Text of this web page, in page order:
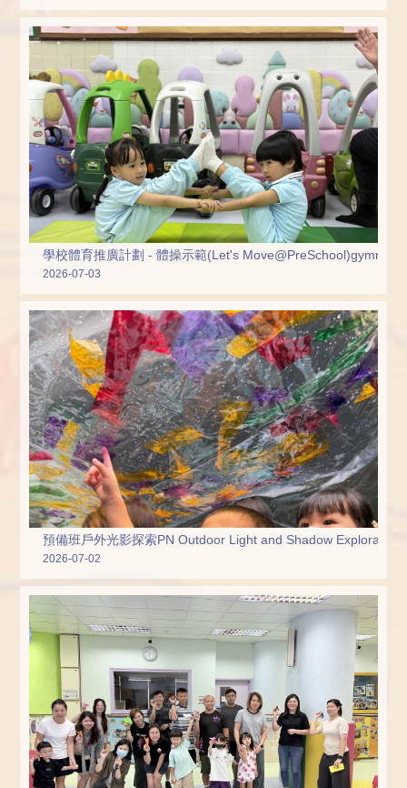
學校體育推廣計劃 - 體操示範(Let's
2026-07-03
預備班戶外光影探索PN Outdoor Light and Shadow Exploration
2026-07-02